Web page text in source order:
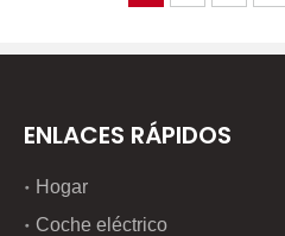
ENLACES RÁPIDOS
Hogar
Coche eléctrico